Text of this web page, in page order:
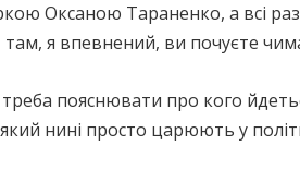
Оксаною Тараненко, а всі
я впевнений, ви почуєте
треба пояснювати про кого
нині просто царюють у